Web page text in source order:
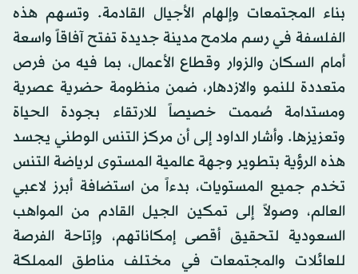
بناء المجتمعات وإلهام الأجيال القادمة. وتسهم هذه
الفلسفة في رسم ملامح مدينة جديدة تفتح آفاقاً واسعة
أمام السكان والزوار وقطاع الأعمال، بما فيه من فرص
متعددة للنمو والازدهار، ضمن منظومة حضرية عصرية
ومستدامة صُممت خصيصاً للارتقاء بجودة الحياة
وتعزيزها. وأشار الداود إلى أن مركز التنس الوطني يجسد
هذه الرؤية بتطوير وجهة عالمية المستوى لرياضة التنس
تخدم جميع المستويات، بدءاً من استضافة أبرز لاعبي
العالم، وصولاً إلى تمكين الجيل القادم من المواهب
السعودية لتحقيق أقصى إمكاناتهم، وإتاحة الفرصة
للعائلات والمجتمعات في مختلف مناطق المملكة